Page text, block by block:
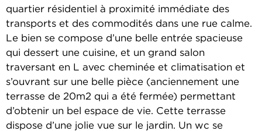
quartier résidentiel à proximité immédiate des
transports et des commodités dans une rue calme.
Le bien se compose d’une belle entrée spacieuse
qui dessert une cuisine, et un grand salon
traversant en L avec cheminée et climatisation et
s’ouvrant sur une belle pièce (anciennement une
terrasse de 20m2 qui a été fermée) permettant
d’obtenir un bel espace de vie. Cette terrasse
dispose d’une jolie vue sur le jardin. Un wc se